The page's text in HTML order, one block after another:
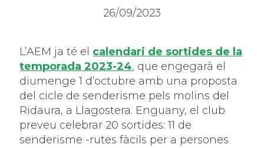
26/09/2023
L’AEM ja té el calendari de sortides de la
temporada 2023-24, que engegarà el
diumenge 1 d’octubre amb una proposta
del cicle de senderisme pels molins del
Ridaura, a Llagostera. Enguany, el club
preveu celebrar 20 sortides: 11 de
senderisme -rutes fàcils per a persones